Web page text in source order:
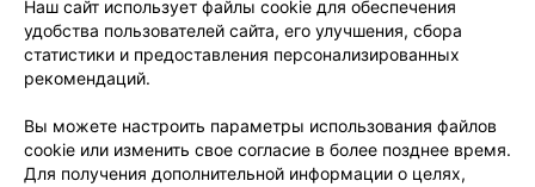
Вакансии
Партнеры
Написать руководителю 103.by
Обработка персональных данных
Наш сайт использует файлы cookie для обеспечения
удобства пользователей сайта, его улучшения, сбора
статистики и предоставления персонализированных
рекомендаций.
Вы можете настроить параметры использования файлов
cookie или изменить свое согласие в более позднее время.
Для получения дополнительной информации о целях,